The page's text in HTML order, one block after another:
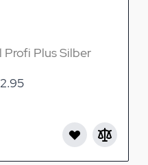
Plus Silber